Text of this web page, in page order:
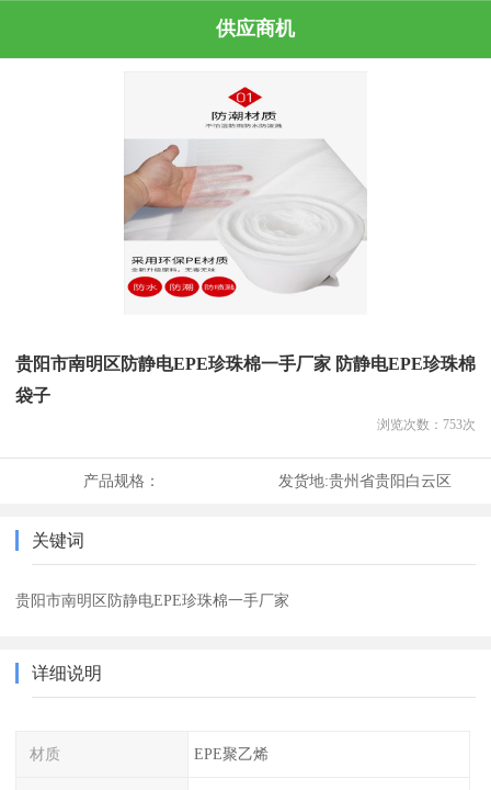
供应商机
贵阳市南明区防静电EPE珍珠棉一手厂家 防静电EPE珍珠棉
袋子
浏览次数： 753次
产品规格： 发货地:贵州省贵阳白云区
关键词
贵阳市南明区防静电EPE珍珠棉一手厂家
详细说明
材质 EPE聚乙烯